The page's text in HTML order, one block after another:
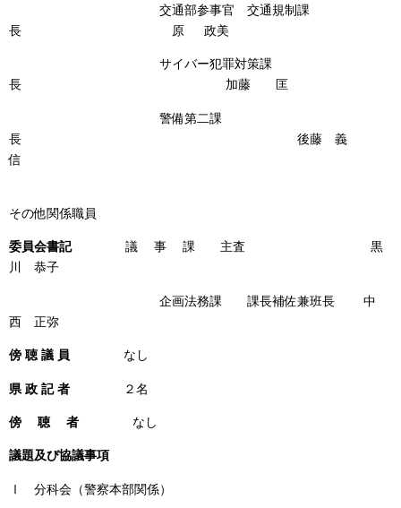
交通部参事官 交通規制課
長 原 政美
サイバー犯罪対策課
長 加藤 匡
警備第二課
長 後藤 義
信
その他関係職員
委員会書記議 事 課 主査 黒
川 恭子
企画法務課 課長補佐兼班長 中
西 正弥
傍 聴 議 員 なし
県 政 記 者 ２名
傍 聴 者 なし
議題及び協議事項
Ⅰ 分科会（警察本部関係）